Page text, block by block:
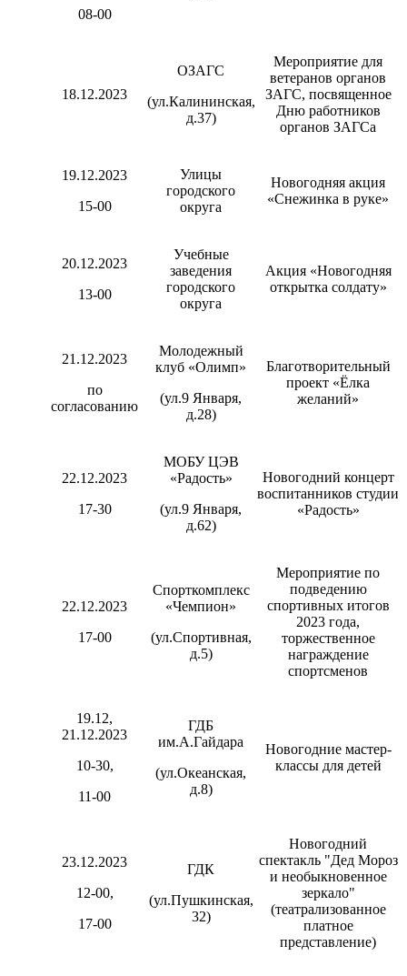
08-00
18.12.2023
ОЗАГС
(ул.Калининская,
д.37)
Мероприятие для
ветеранов органов
ЗАГС, посвященное
Дню работников
органов ЗАГСа
19.12.2023
15-00
Улицы
городского
округа
Новогодняя акция
«Снежинка в руке»
20.12.2023
13-00
Учебные
заведения
городского
округа
Акция «Новогодняя
открытка солдату»
21.12.2023
по
согласованию
Молодежный
клуб «Олимп»
(ул.9 Января,
д.28)
Благотворительный
проект «Ёлка
желаний»
22.12.2023
17-30
МОБУ ЦЭВ
«Радость»
(ул.9 Января,
д.62)
Новогодний концерт
воспитанников студии
«Радость»
22.12.2023
17-00
Спорткомплекс
«Чемпион»
(ул.Спортивная,
д.5)
Мероприятие по
подведению
спортивных итогов
2023 года,
торжественное
награждение
спортсменов
19.12,
21.12.2023
10-30,
11-00
ГДБ
им.А.Гайдара
(ул.Океанская,
д.8)
Новогодние мастер-
классы для детей
23.12.2023
12-00,
17-00
ГДК
(ул.Пушкинская,
32)
Новогодний
спектакль "Дед Мороз
и необыкновенное
зеркало"
(театрализованное
платное
представление)